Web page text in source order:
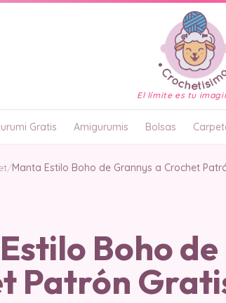
El límite es tu
Gratis Amigurumis Bolsas
/Manta Estilo Boho de Grannys a Crochet
Boho
Patrón